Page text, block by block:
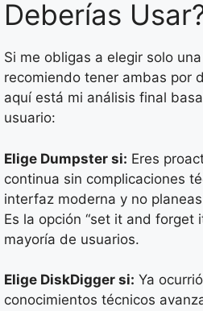
Deberías
Si me obligas a elegir solo
recomiendo tener ambas por
aquí está mi análisis final
usuario:
Elige Dumpster si: Eres
continua sin complicaciones
interfaz moderna y no
Es la opción “set it and forget
mayoría de usuarios.
Elige DiskDigger si: Ya
conocimientos técnicos